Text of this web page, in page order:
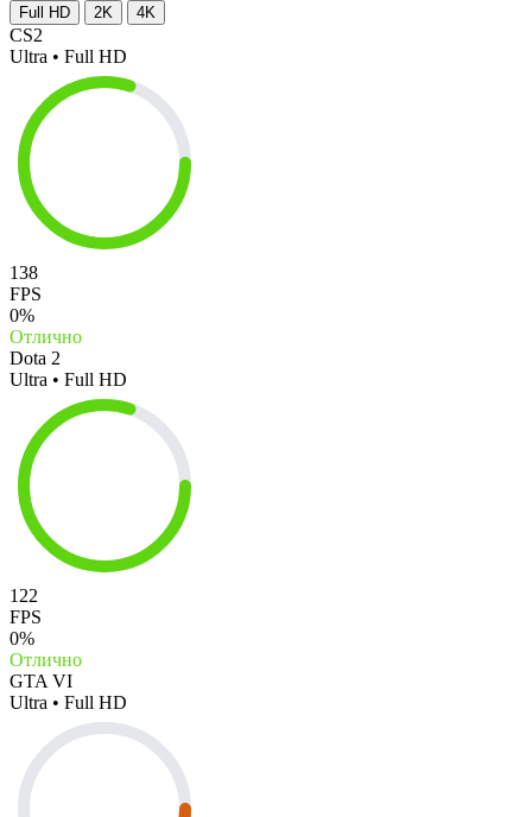
Full HD 2K 4K
CS2
Ultra • Full HD
138
FPS
0%
Отлично
Dota 2
Ultra • Full HD
122
FPS
0%
Отлично
GTA VI
Ultra • Full HD